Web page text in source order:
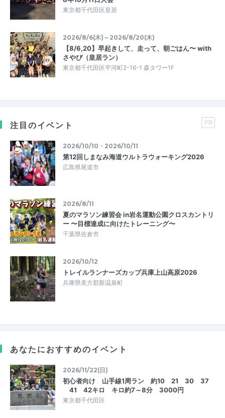
東京都千代田区皇居
2026/8/6(木)～2026/8/20(木)
【8/6,20】早起きして、走って、朝ごはん〜 with
さやぴ（皇居ラン）
東京都千代田区平河町2-16-1 森タワー1F
注目のイベント PR
2026/10/10・2026/10/11
第12回しまなみ海道ウルトラウォーキング2026
広島県尾道市
2026/8/11
夏のマラソン練習会 in岩名運動公園クロスカントリ
ー 〜目標達成に向けたトレーニング〜
千葉県佐倉市
2026/10/12
トレイルランナーズカップ兵庫上山高原2026
兵庫県美方郡新温泉町
あなたにおすすめのイベント
2026/11/22(日)
初心者向け 山手線1周ラン 約10 21 30 37
41 42キロ キロ約7～8分 3000円
東京都千代田区